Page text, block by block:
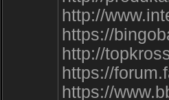
http://
https://
http://
https://
https://